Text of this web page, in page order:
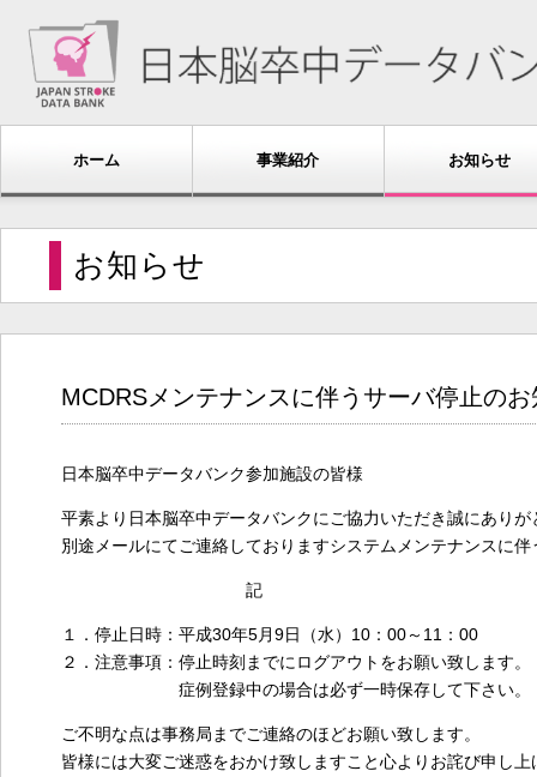
ホーム 事業紹介 お知らせ
お知らせ
MCDRSメンテナンスに伴うサーバ停止の
日本脳卒中データバンク参加施設の皆様
平素より日本脳卒中データバンクにご協力いただき誠にありが
別途メールにてご連絡しておりますシステムメンテナンスに
記
１．停止日時：平成30年5月9日（水）10：00～11：00
２．注意事項：停止時刻までにログアウトをお願い致します。
症例登録中の場合は必ず一時保存して下さい。
ご不明な点は事務局までご連絡のほどお願い致します。
皆様には大変ご迷惑をおかけ致しますこと心よりお詫び申し上